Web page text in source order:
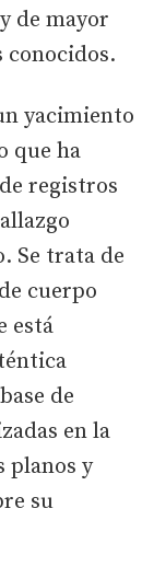
de mayor
conocidos.
yacimiento
que ha
registros
Se trata de
cuerpo
está
de
en la
planos y
su